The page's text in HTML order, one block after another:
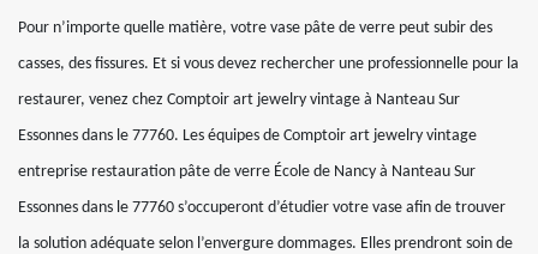
Pour n’importe quelle matière, votre vase pâte de verre peut subir des
casses, des fissures. Et si vous devez rechercher une professionnelle pour la
restaurer, venez chez Comptoir art jewelry vintage à Nanteau Sur
Essonnes dans le 77760. Les équipes de Comptoir art jewelry vintage
entreprise restauration pâte de verre École de Nancy à Nanteau Sur
Essonnes dans le 77760 s’occuperont d’étudier votre vase afin de trouver
la solution adéquate selon l’envergure dommages. Elles prendront soin de